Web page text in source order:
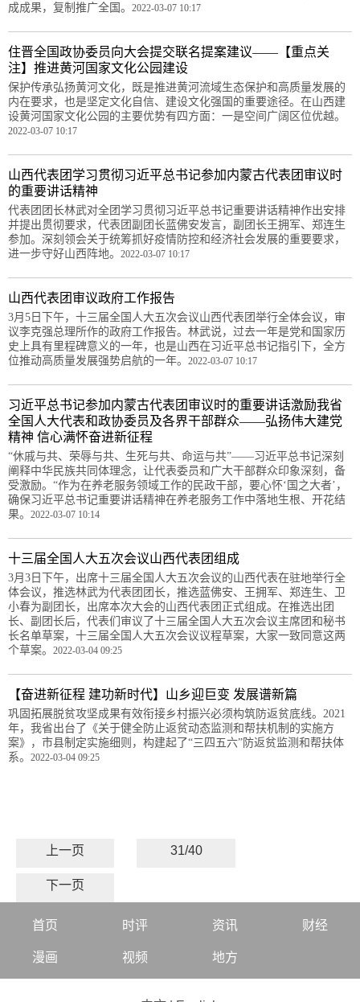
成成果，复制推广全国。 2022-03-07 10:17
住晋全国政协委员向大会提交联名提案建议——【重点关
注】推进黄河国家文化公园建设
保护传承弘扬黄河文化，既是推进黄河流域生态保护和高质量发展的
内在要求，也是坚定文化自信、建设文化强国的重要途径。在山西建
设黄河国家文化公园的主要优势有四方面：一是空间广阔区位优越。
2022-03-07 10:17
山西代表团学习贯彻习近平总书记参加内蒙古代表团审议时
的重要讲话精神
代表团团长林武对全团学习贯彻习近平总书记重要讲话精神作出安排
并提出贯彻要求，代表团副团长蓝佛安发言，副团长王拥军、郑连生
参加。深刻领会关于统筹抓好疫情防控和经济社会发展的重要要求，
进一步守好山西阵地。 2022-03-07 10:17
山西代表团审议政府工作报告
3月5日下午，十三届全国人大五次会议山西代表团举行全体会议，审
议李克强总理所作的政府工作报告。林武说，过去一年是党和国家历
史上具有里程碑意义的一年，也是山西在习近平总书记指引下，全方
位推动高质量发展强势启航的一年。 2022-03-07 10:17
习近平总书记参加内蒙古代表团审议时的重要讲话激励我省
全国人大代表和政协委员及各界干部群众——弘扬伟大建党
精神 信心满怀奋进新征程
“休戚与共、荣辱与共、生死与共、命运与共”——习近平总书记深刻
阐释中华民族共同体理念，让代表委员和广大干部群众印象深刻，备
受激励。“作为在养老服务领域工作的民政干部，要心怀‘国之大者’，
确保习近平总书记重要讲话精神在养老服务工作中落地生根、开花结
果。 2022-03-07 10:14
十三届全国人大五次会议山西代表团组成
3月3日下午，出席十三届全国人大五次会议的山西代表在驻地举行全
体会议，推选林武为代表团团长，推选蓝佛安、王拥军、郑连生、卫
小春为副团长，出席本次大会的山西代表团正式组成。在推选出团
长、副团长后，代表们审议了十三届全国人大五次会议主席团和秘书
长名单草案，十三届全国人大五次会议议程草案，大家一致同意这两
个草案。 2022-03-04 09:25
【奋进新征程 建功新时代】山乡迎巨变 发展谱新篇
巩固拓展脱贫攻坚成果有效衔接乡村振兴必须构筑防返贫底线。2021
年，我省出台了《关于健全防止返贫动态监测和帮扶机制的实施方
案》，市县制定实施细则，构建起了“三四五六”防返贫监测和帮扶体
系。 2022-03-04 09:25
上一页 31/40
下一页
首页 时评 资讯 财经
漫画 视频 地方